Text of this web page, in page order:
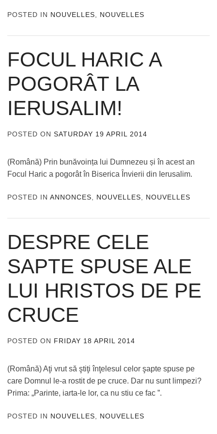
POSTED IN NOUVELLES NOUVELLES
FOCUL HARIC A
POGORÂT LA
IERUSALIM!
POSTED ON SATURDAY 19 APRIL 2014
(Română) Prin bunăvoința lui Dumnezeu și în acest an
Focul Haric a pogorât în Biserica Învierii din Ierusalim.
POSTED IN ANNONCES NOUVELLES NOUVELLES
DESPRE CELE
SAPTE SPUSE ALE
LUI HRISTOS DE PE
CRUCE
POSTED ON FRIDAY 18 APRIL 2014
(Română) Aţi vrut să ştiţi înţelesul celor şapte spuse pe
care Domnul le-a rostit de pe cruce. Dar nu sunt limpezi?
Prima: „Parinte, iarta-le lor, ca nu stiu ce fac ”.
POSTED IN NOUVELLES NOUVELLES